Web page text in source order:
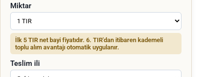
Miktar
İlk 5 TIR net bayi fiyatıdır. 6. TIR'dan itibaren kademeli
toplu alım avantajı otomatik uygulanır.
Teslim ili